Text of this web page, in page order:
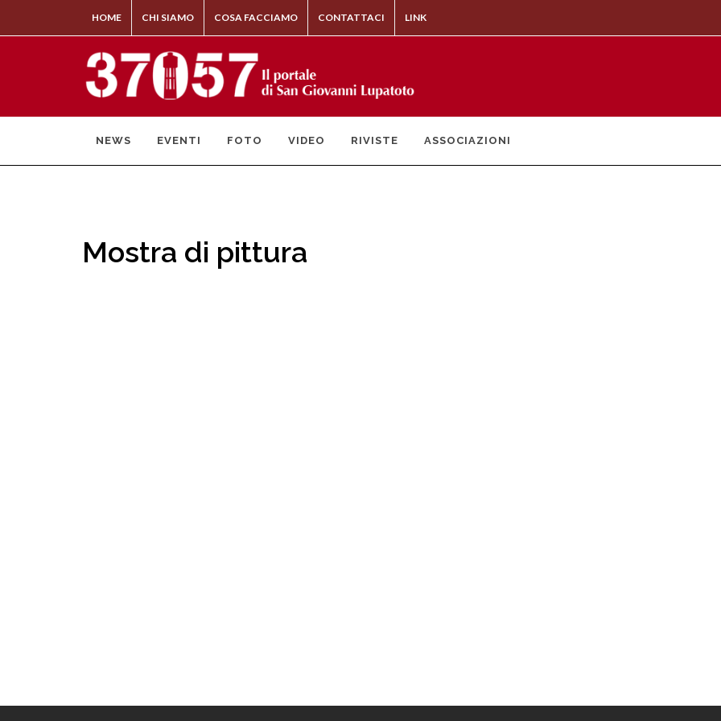
HOME CHI SIAMO COSA FACCIAMO CONTATTACI LINK
NEWS EVENTI FOTO VIDEO RIVISTE ASSOCIAZIONI
Mostra di pittura